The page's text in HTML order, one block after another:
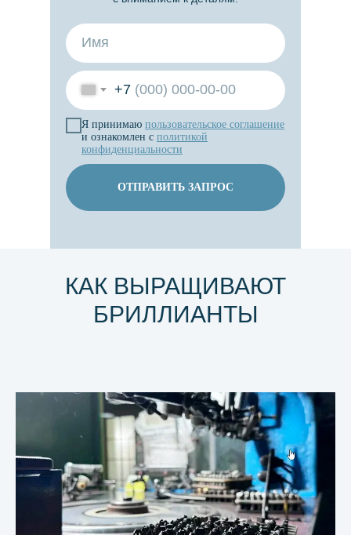
+7
Я принимаю пользовательское соглашение
и ознакомлен с политикой
конфиденциальности
ОТПРАВИТЬ ЗАПРОС
КАК ВЫРАЩИВАЮТ
БРИЛЛИАНТЫ